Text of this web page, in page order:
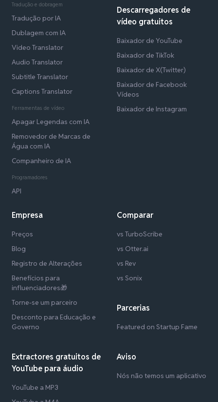
Tradução e dobragem
Tradução por IA
Dublagem com IA
Video Translator
Audio Translator
Subtitle Translator
Captions Translator
Ferramentas de vídeo
Apagar Legendas com IA
Removedor de Marcas de
Água com IA
Companheiro de IA
Programadores
API
Descarregadores de
vídeo gratuitos
Baixador de YouTube
Baixador de TikTok
Baixador de X(Twitter)
Baixador de Facebook
Vídeos
Baixador de Instagram
Empresa
Preços
Blog
Registro de Alterações
Benefícios para
influenciadores🎁
Torne-se um parceiro
Desconto para Educação e
Governo
Extractores gratuitos de
YouTube para áudio
YouTube a MP3
Comparar
vs TurboScribe
vs Otter.ai
vs Rev
vs Sonix
Parcerias
Featured on Startup Fame
Aviso
Nós não temos um aplicativo